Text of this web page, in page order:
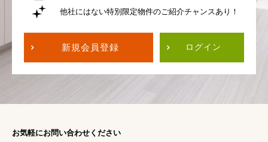
他社にはない特別限定物件のご紹介チャンスあり！
新規会員登録 ログイン
お気軽にお問い合わせください